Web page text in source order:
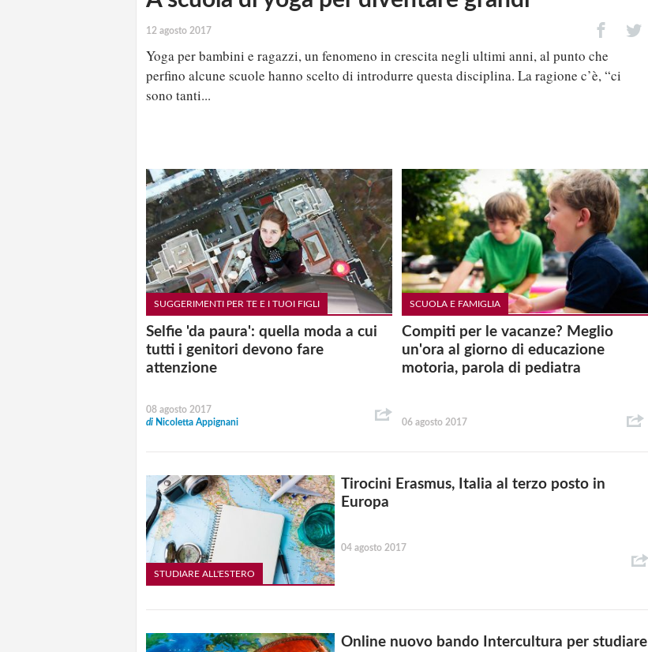
12 agosto 2017
Yoga per bambini e ragazzi, un fenomeno in crescita negli ultimi anni, al punto che
perfino alcune scuole hanno scelto di introdurre questa disciplina. La ragione c’è, “ci
sono tanti...
SUGGERIMENTI PER TE E I TUOI FIGLI
Selfie 'da paura': quella moda a cui
tutti i genitori devono fare
attenzione
08 agosto 2017
di Nicoletta Appignani
SCUOLA E FAMIGLIA
Compiti per le vacanze? Meglio
un'ora al giorno di educazione
motoria, parola di pediatra
06 agosto 2017
STUDIARE ALL'ESTERO
Tirocini Erasmus, Italia al terzo posto in
Europa
04 agosto 2017
Online nuovo bando Intercultura per studiare